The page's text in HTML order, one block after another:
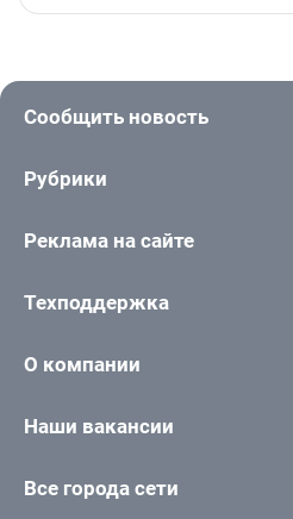
Сообщить новость
Рубрики
Реклама на сайте
Техподдержка
О компании
Наши вакансии
Все города сети